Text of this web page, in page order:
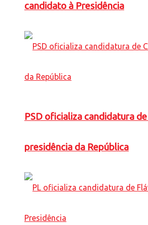
candidato à Presidência
PSD oficializa candidatura
presidência da República